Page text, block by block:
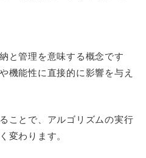
と管理を意味する概念です
機能性に直接的に影響を与え
ことで、アルゴリズムの実行
変わります。